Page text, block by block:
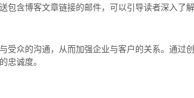
包含博客文章链接的邮件，可以引导读者深入了解
受众的沟通，从而加强企业与客户的关系。通过
忠诚度。